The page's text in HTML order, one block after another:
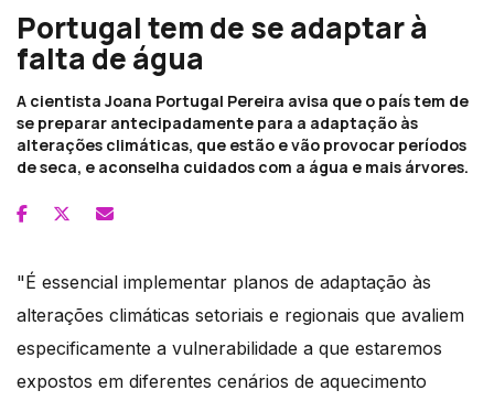
Portugal tem de se adaptar à
falta de água
A cientista Joana Portugal Pereira avisa que o país tem de
se preparar antecipadamente para a adaptação às
alterações climáticas, que estão e vão provocar períodos
de seca, e aconselha cuidados com a água e mais árvores.
"É essencial implementar planos de adaptação às
alterações climáticas setoriais e regionais que avaliem
especificamente a vulnerabilidade a que estaremos
expostos em diferentes cenários de aquecimento